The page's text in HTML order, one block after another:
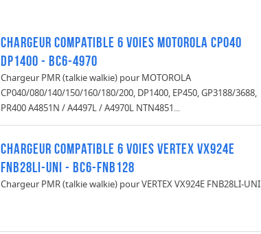
Chargeur compatible 6 voies MOTOROLA CP040
DP1400 - BC6-4970
Chargeur PMR (talkie walkie) pour MOTOROLA
CP040/080/140/150/160/180/200, DP1400, EP450, GP3188/3688,
PR400 A4851N / A4497L / A4970L NTN4851...
Chargeur compatible 6 voies VERTEX VX924E
FNB28LI-UNI - BC6-FNB128
Chargeur PMR (talkie walkie) pour VERTEX VX924E FNB28LI-UNI